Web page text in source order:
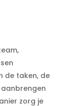
de taken, de
zorg je